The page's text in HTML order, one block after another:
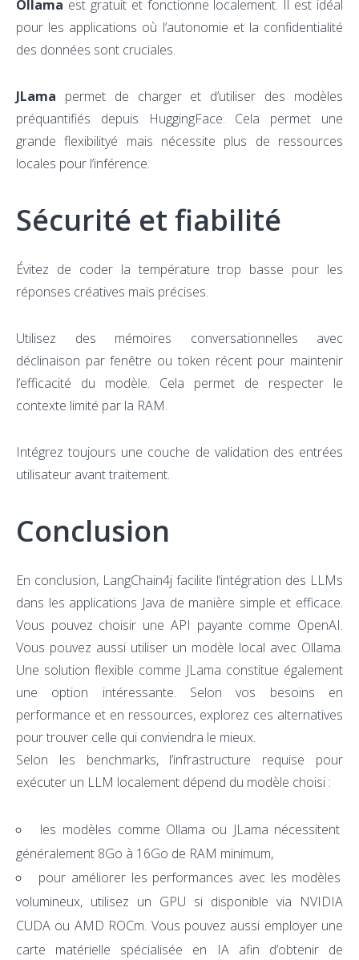
Ollama est gratuit et fonctionne localement. Il est idéal
pour les applications où l’autonomie et la confidentialité
des données sont cruciales.
JLama permet de charger et d’utiliser des modèles
préquantifiés depuis HuggingFace. Cela permet une
grande flexibilityé mais nécessite plus de ressources
locales pour l’inférence.
Sécurité et fiabilité
Évitez de coder la température trop basse pour les
réponses créatives mais précises.
Utilisez des mémoires conversationnelles avec
déclinaison par fenêtre ou token récent pour maintenir
l’efficacité du modèle. Cela permet de respecter le
contexte limité par la RAM.
Intégrez toujours une couche de validation des entrées
utilisateur avant traitement.
Conclusion
En conclusion, LangChain4j facilite l’intégration des LLMs
dans les applications Java de manière simple et efficace.
Vous pouvez choisir une API payante comme OpenAI.
Vous pouvez aussi utiliser un modèle local avec Ollama.
Une solution flexible comme JLama constitue également
une option intéressante. Selon vos besoins en
performance et en ressources, explorez ces alternatives
pour trouver celle qui conviendra le mieux.
Selon les benchmarks, l’infrastructure requise pour
exécuter un LLM localement dépend du modèle choisi :
les modèles comme Ollama ou JLama nécessitent
généralement 8Go à 16Go de RAM minimum,
pour améliorer les performances avec les modèles
volumineux, utilisez un GPU si disponible via NVIDIA
CUDA ou AMD ROCm. Vous pouvez aussi employer une
carte matérielle spécialisée en IA afin d’obtenir de